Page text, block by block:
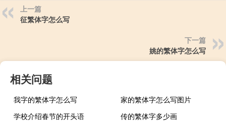
上一篇
征繁体字怎么写
下一篇
姚的繁体字怎么写
相关问题
我字的繁体字怎么写
家的繁体字怎么写图片
学校介绍春节的开头语
传的繁体字多少画